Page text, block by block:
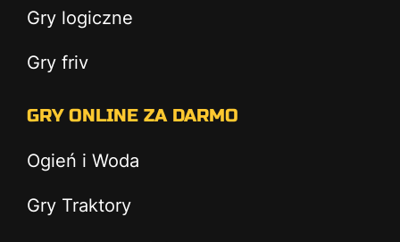
Gry logiczne
Gry friv
GRY ONLINE ZA DARMO
Ogień i Woda
Gry Traktory